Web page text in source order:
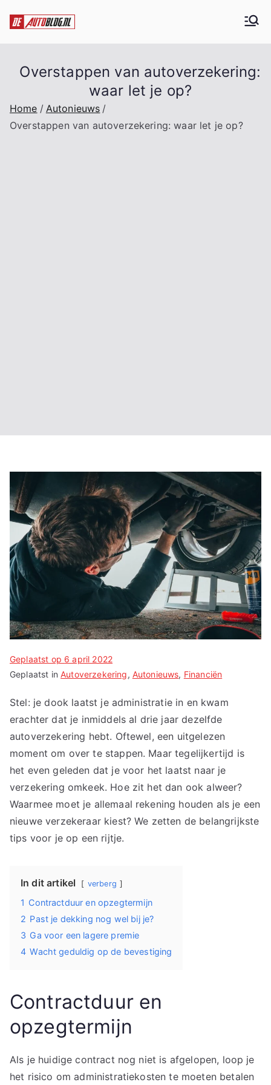
naar
Overstappen van autoverzekering:
waar let je op?
Home
Autonieuws
Overstappen van autoverzekering: waar let je op?
Geplaatst op 6 april 2022
Geplaatst inAutoverzekering, Autonieuws, Financiën
Stel: je dook laatst je administratie in en kwam
erachter dat je inmiddels al drie jaar dezelfde
autoverzekering hebt. Oftewel, een uitgelezen
moment om over te stappen. Maar tegelijkertijd is
het even geleden dat je voor het laatst naar je
verzekering omkeek. Hoe zit het dan ook alweer?
Waarmee moet je allemaal rekening houden als je een
nieuwe verzekeraar kiest? We zetten de belangrijkste
tips voor je op een rijtje.
In dit artikel verberg
1 Contractduur en opzegtermijn
2 Past je dekking nog wel bij je?
3 Ga voor een lagere premie
4 Wacht geduldig op de bevestiging
Contractduur en
opzegtermijn
Als je huidige contract nog niet is afgelopen, loop je
het risico om administratiekosten te moeten betalen